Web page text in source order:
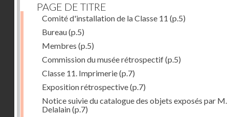
PAGE DE TITRE
Comité d'installation de la Classe 11 (p.5)
Bureau(p.5)
Membres (p.5)
Commission du musée rétrospectif(p.5)
Classe 11. Imprimerie(p.7)
Exposition rétrospective(p.7)
Notice suivie du catalogue des objets exposés par M.
Delalain(p.7)